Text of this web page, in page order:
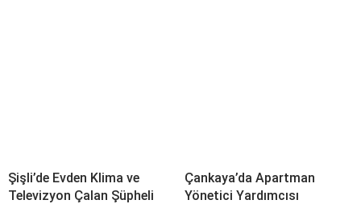
Şişli’de Evden Klima ve
Televizyon Çalan Şüpheli
Çankaya’da Apartman
Yönetici Yardımcısı